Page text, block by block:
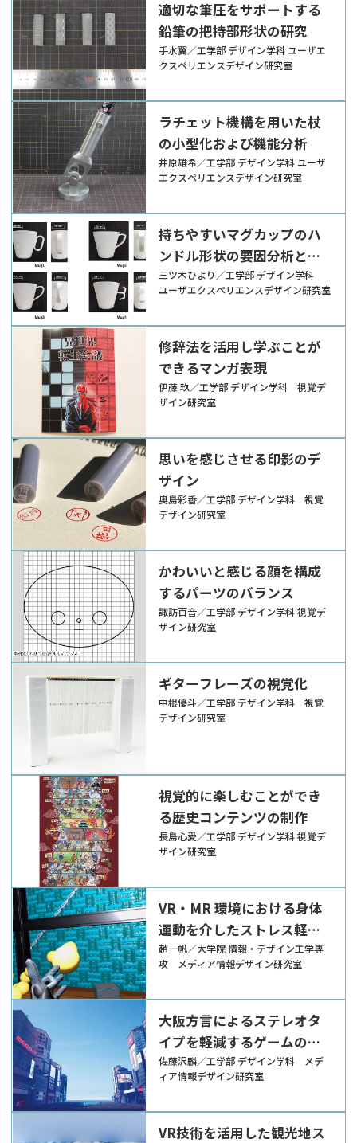
適切な筆圧をサポートする
鉛筆の把持部形状の研究
手水翼／工学部 デザイン学科 ユーザエ
クスペリエンスデザイン研究室
ラチェット機構を用いた杖
の小型化および機能分析
井原雄希／工学部 デザイン学科 ユーザ
エクスペリエンスデザイン研究室
持ちやすいマグカップのハ
ンドル形状の要因分析と形
状提案
三ツ木ひより／工学部 デザイン学科
ユーザエクスペリエンスデザイン研究室
修辞法を活用し学ぶことが
できるマンガ表現
伊藤 玖／工学部 デザイン学科 視覚デ
ザイン研究室
思いを感じさせる印影のデ
ザイン
奥島彩香／工学部 デザイン学科 視覚
デザイン研究室
かわいいと感じる顔を構成
するパーツのバランス
諏訪百音／工学部 デザイン学科 視覚デ
ザイン研究室
ギターフレーズの視覚化
中根優斗／工学部 デザイン学科 視覚
デザイン研究室
視覚的に楽しむことができ
る歴史コンテンツの制作
長島心愛／工学部 デザイン学科 視覚デ
ザイン研究室
VR・MR 環境における身体
運動を介したストレス軽減
効果の比較研究
趙一帆／大学院 情報・デザイン工学専
攻 メディア情報デザイン研究室
大阪方言によるステレオタ
イプを軽減するゲームの開
発
佐藤沢麟／工学部 デザイン学科 メデ
ィア情報デザイン研究室
VR技術を活用した観光地ス